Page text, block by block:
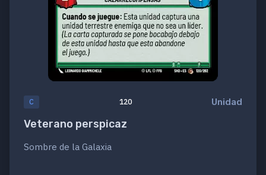
C 120 Unidad
Veterano perspicaz
Sombre de la Galaxia